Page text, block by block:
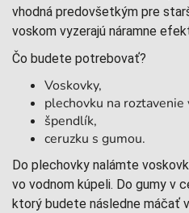
vhodná predovšetkým pre
voskom vyzerajú náramne
Čo budete potrebovať?
Voskovky,
plechovku na roztavenie
špendlík,
ceruzku s gumou.
Do plechovky nalámte
vo vodnom kúpeli. Do gumy v
ktorý budete následne máčať